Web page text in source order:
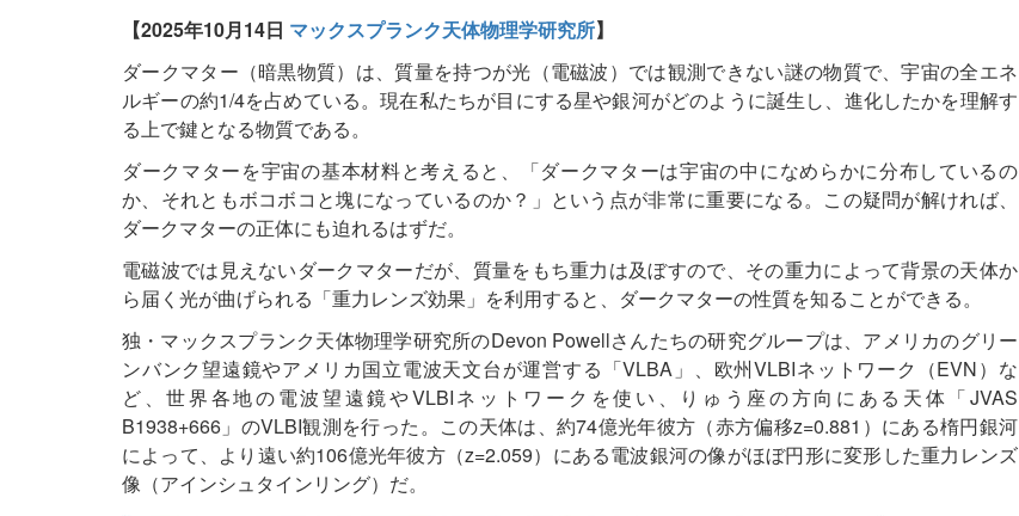
【2025年10月14日 マックスプランク天体物理学研究所】
ダークマター（暗黒物質）は、質量を持つが光（電磁波）では観測できない謎の物質で、宇宙の全エネ
ルギーの約1/4を占めている。現在私たちが目にする星や銀河がどのように誕生し、進化したかを理解す
る上で鍵となる物質である。
ダークマターを宇宙の基本材料と考えると、「ダークマターは宇宙の中になめらかに分布しているの
か、それともボコボコと塊になっているのか？」という点が非常に重要になる。この疑問が解ければ、
ダークマターの正体にも迫れるはずだ。
電磁波では見えないダークマターだが、質量をもち重力は及ぼすので、その重力によって背景の天体か
ら届く光が曲げられる「重力レンズ効果」を利用すると、ダークマターの性質を知ることができる。
独・マックスプランク天体物理学研究所のDevon Powellさんたちの研究グループは、アメリカのグリー
ンバンク望遠鏡やアメリカ国立電波天文台が運営する「VLBA」、欧州VLBIネットワーク（EVN）な
ど、世界各地の電波望遠鏡やVLBIネットワークを使い、りゅう座の方向にある天体「JVAS
B1938+666」のVLBI観測を行った。この天体は、約74億光年彼方（赤方偏移z=0.881）にある楕円銀河
によって、より遠い約106億光年彼方（z=2.059）にある電波銀河の像がほぼ円形に変形した重力レンズ
像（アインシュタインリング）だ。